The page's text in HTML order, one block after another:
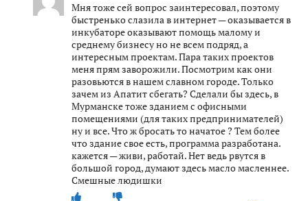
Мня тоже сей вопрос заинтересовал, поэтому
быстренько слазила в интернет — оказывается в
инкубаторе оказывают помощь малому и
среднему бизнесу но не всем подряд, а
интересным проектам. Пара таких проектов
меня прям заворожили. Посмотрим как они
разовьются в нашем славном городе. Только
зачем из Апатит сбегать? Сделали бы здесь, в
Мурманске тоже зданием с офисными
помещениями (для таких предпринимателей)
ну и все. Что ж бросать то начатое ? Тем более
что здание свое есть, программа разработана.
кажется — живи, работай. Нет ведь рвутся в
большой город, думают здесь масло масленнее.
Смешные людишки